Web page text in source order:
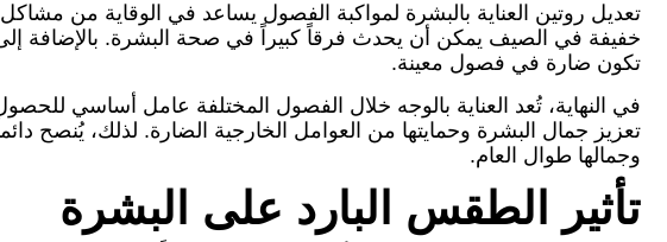
تعديل روتين العناية بالبشرة لمواكبة الفصول يساعد في الوقاية من
خفيفة في الصيف يمكن أن يحدث فرقاً كبيراً في صحة البشرة. بالإضافة
تكون ضارة في فصول معينة.
في النهاية، تُعد العناية بالوجه خلال الفصول المختلفة عامل أساسي
تعزيز جمال البشرة وحمايتها من العوامل الخارجية الضارة. لذلك، يُنصح
وجمالها طوال العام.
تأثير الطقس البارد على البشرة